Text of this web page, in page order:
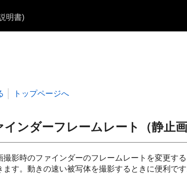
明書)
トップページへ
インダーフレームレート （静止画
撮影時のファインダーのフレームレートを変更す
ます。動きの速い被写体を撮影するときに便利です